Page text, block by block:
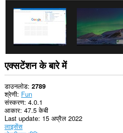
them
system
tray.
एक्सटेंशन के बारे में
डाउनलोड 2789
श्रेणी Fun
संस्करण 4.0.1
आकार 47.5 केबी
Last update 15 अप्रैल 2022
लाइसेंस